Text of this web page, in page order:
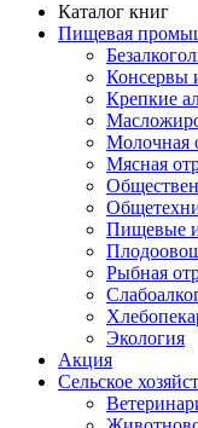
Каталог книг
Пищевая
Консервы
Крепкие
Молочная
Мясная
Пищевые
Рыбная
Экология
Акция
Сельское